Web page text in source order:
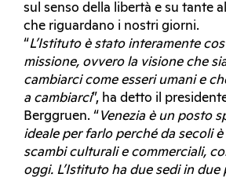
sul senso della libertà e su tante
che riguardano i nostri giorni.
“L’Istituto è stato interamente
missione, ovvero la visione che
cambiarci come esseri umani e
a cambiarci”, ha detto il
Berggruen. “ Venezia è un posto
ideale per farlo perché da secoli
scambi culturali e commerciali,
oggi. L’Istituto ha due sedi in due